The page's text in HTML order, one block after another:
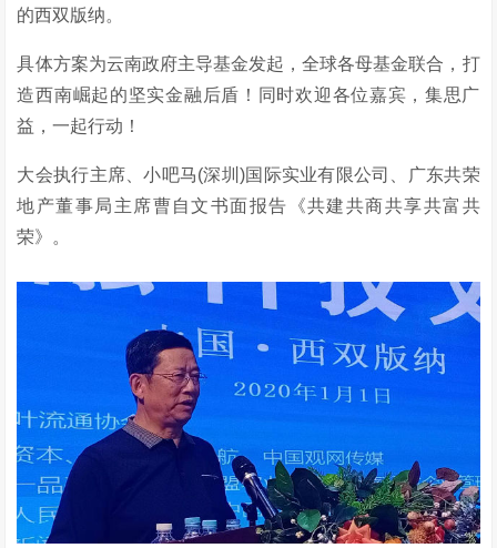
的西双版纳。
具体方案为云南政府主导基金发起，全球各母基金联合，打
造西南崛起的坚实金融后盾！同时欢迎各位嘉宾，集思广
益，一起行动！
大会执行主席、小吧马(深圳)国际实业有限公司、广东共荣
地产董事局主席曹自文书面报告《共建共商共享共富共
荣》。